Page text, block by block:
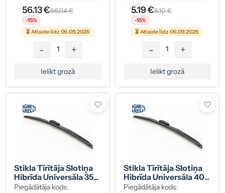
56.13 €66.04 €
-15%
⏳ Atlaide līdz 06.09.2026
- +
Ielikt grozā
5.19 €6.10 €
-15%
⏳ Atlaide līdz 06.09.2026
- +
Ielikt grozā
Stikla Tīrītāja Slotiņa
Hibrīda Universāla 350
Mm
Piegādātāja kods:
Stikla Tīrītāja Slotiņa
Hibrīda Universāla 400
Mm
Piegādātāja kods: